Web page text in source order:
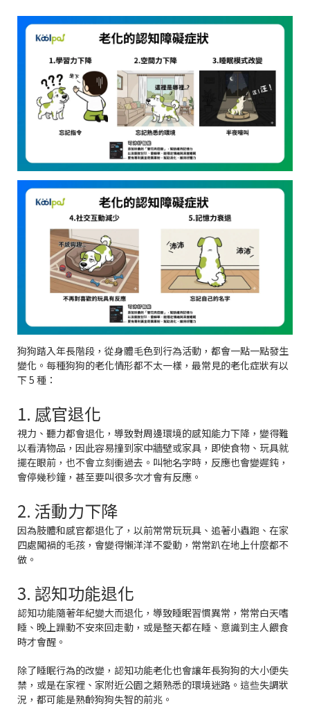
狗狗踏入年長階段，從身體毛色到行為活動，都會一點一點發生
變化。每種狗狗的老化情形都不太一樣，最常見的老化症狀有以
下 5 種：
1. 感官退化
視力、聽力都會退化，導致對周邊環境的感知能力下降，變得難
以看清物品，因此容易撞到家中牆壁或家具，即使食物、玩具就
擺在眼前，也不會立刻衝過去。叫牠名字時，反應也會變遲鈍，
會停幾秒鐘，甚至要叫很多次才會有反應。
2. 活動力下降
因為肢體和感官都退化了，以前常常玩玩具、追著小蟲跑、在家
四處闖禍的毛孩，會變得懶洋洋不愛動，常常趴在地上什麼都不
做。
3. 認知功能退化
認知功能隨著年紀變大而退化，導致睡眠習慣異常，常常白天嗜
睡、晚上躁動不安來回走動，或是整天都在睡、意識到主人餵食
時才會醒。
除了睡眠行為的改變，認知功能老化也會讓年長狗狗的大小便失
禁，或是在家裡、家附近公園之類熟悉的環境迷路。這些失調狀
況，都可能是熟齡狗狗失智的前兆。